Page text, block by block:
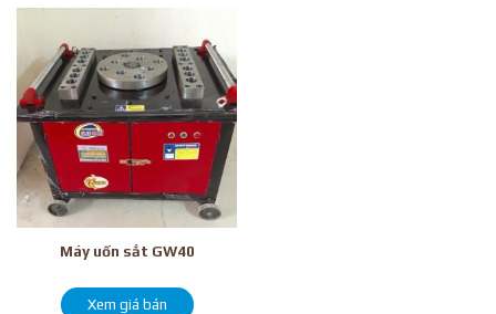
Máy uốn sắt GW40
Xem giá bán